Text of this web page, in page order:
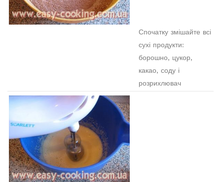
Спочатку змішайте всі
сухі продукти:
борошно, цукор,
какао, соду і
розрихлювач